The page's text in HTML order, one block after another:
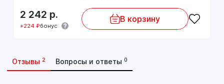
2 242 р.
+224 ₽бонус
В корзину
Отзывы 2 Вопросы и ответы 0